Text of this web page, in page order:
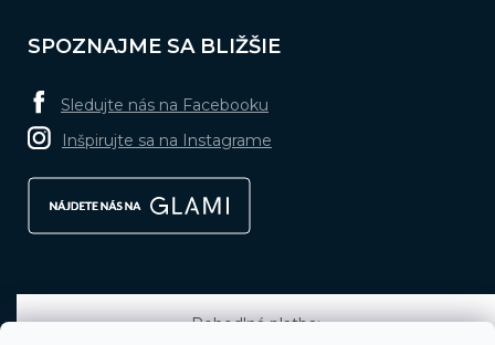
SPOZNAJME SA BLIŽŠIE
Sledujte nás na Facebooku
Inšpirujte sa na Instagrame
Pohodlná platba: